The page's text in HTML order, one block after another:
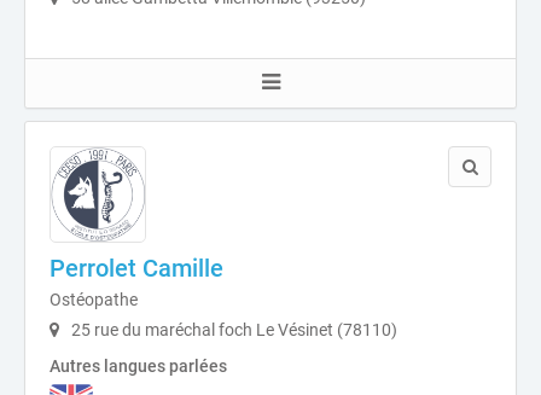
Perrolet Camille
Ostéopathe
25 rue du maréchal foch Le Vésinet (78110)
Autres langues parlées